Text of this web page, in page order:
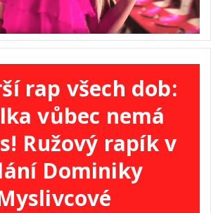
rap všech dob:
vůbec nemá
Ružový rapík v
Dominiky